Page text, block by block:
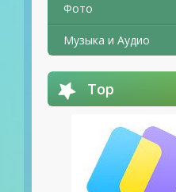
Фото
Музыка и Аудио
Top